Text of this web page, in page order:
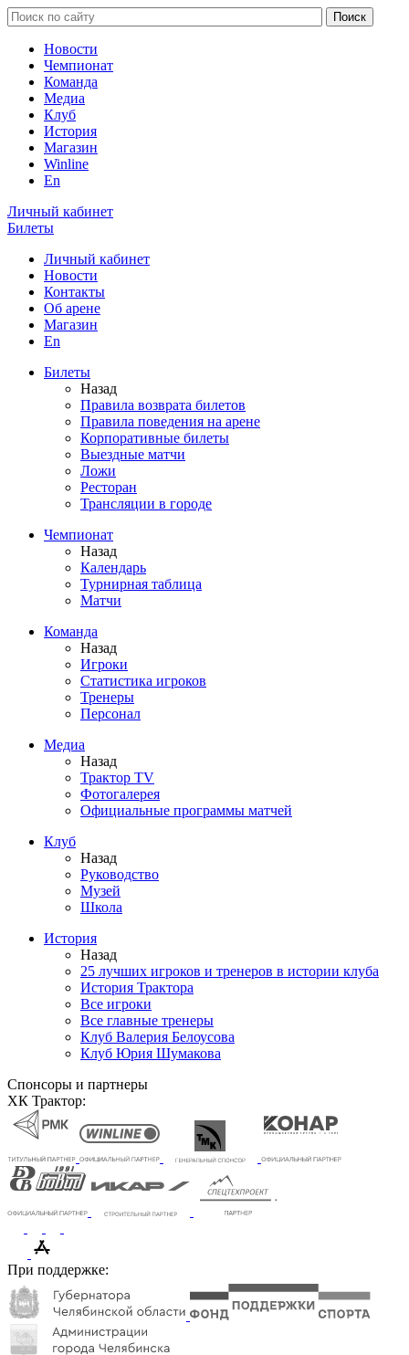
Новости
Чемпионат
Команда
Медиа
Клуб
История
Магазин
Winline
En
Личный кабинет
Билеты
Личный кабинет
Новости
Контакты
Об арене
Магазин
En
Билеты
Назад
Правила возврата билетов
Правила поведения на арене
Корпоративные билеты
Выездные матчи
Ложи
Ресторан
Трансляции в городе
Чемпионат
Назад
Календарь
Турнирная таблица
Матчи
Команда
Назад
Игроки
Статистика игроков
Тренеры
Персонал
Медиа
Назад
Трактор TV
Фотогалерея
Официальные программы матчей
Клуб
Назад
Руководство
Музей
Школа
История
Назад
25 лучших игроков и тренеров в истории клуба
История Трактора
Все игроки
Все главные тренеры
Клуб Валерия Белоусова
Клуб Юрия Шумакова
Спонсоры и партнеры
ХК Трактор:
При поддержке: